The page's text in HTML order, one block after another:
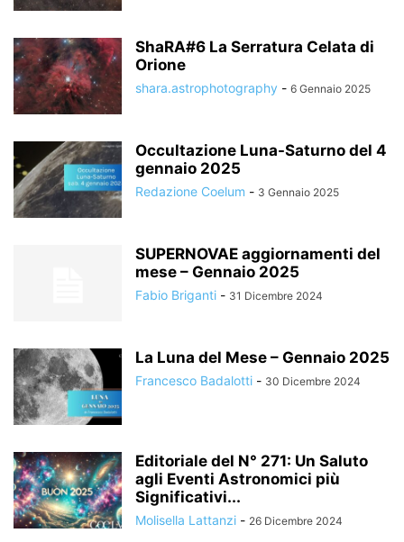
ShaRA#6 La Serratura Celata di
Orione
shara.astrophotography - 6 Gennaio 2025
Occultazione Luna-Saturno del 4
gennaio 2025
Redazione Coelum - 3 Gennaio 2025
SUPERNOVAE aggiornamenti del
mese – Gennaio 2025
Fabio Briganti - 31 Dicembre 2024
La Luna del Mese – Gennaio 2025
Francesco Badalotti - 30 Dicembre 2024
Editoriale del N° 271: Un Saluto
agli Eventi Astronomici più
Significativi...
Molisella Lattanzi - 26 Dicembre 2024